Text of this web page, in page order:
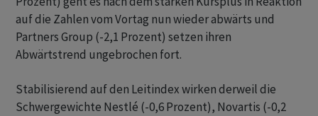
auf die Zahlen vom Vortag nun wieder abwärts und
Partners Group (-2,1 Prozent) setzen ihren
Abwärtstrend ungebrochen fort.
Stabilisierend auf den Leitindex wirken derweil die
Schwergewichte Nestlé (-0,6 Prozent), Novartis (-0,2